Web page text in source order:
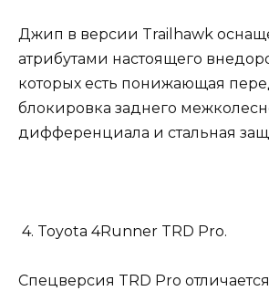
Джип в версии Trailhawk
атрибутами настоящего
которых есть понижающая
блокировка заднего
дифференциала и стальная
4. Toyota 4Runner TRD Pro.
Спецверсия TRD Pro